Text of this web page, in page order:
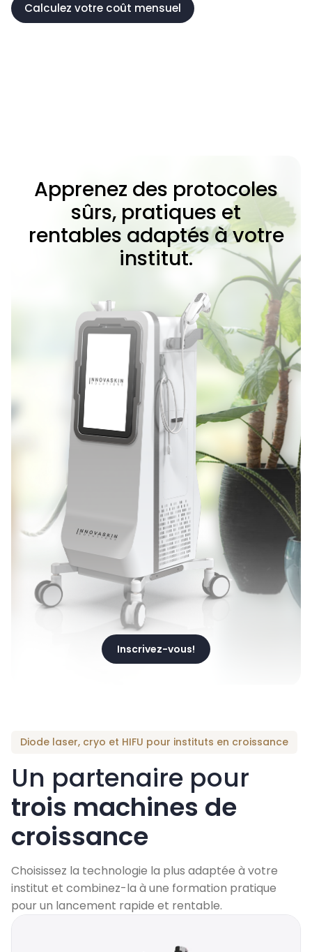
Calculez votre coût mensuel
Apprenez des protocoles
sûrs, pratiques et
rentables adaptés à votre
institut.
Inscrivez-vous!
Diode laser, cryo et HIFU pour instituts en croissance
Un partenaire pour
trois machines de
croissance
Choisissez la technologie la plus adaptée à votre
institut et combinez-la à une formation pratique
pour un lancement rapide et rentable.